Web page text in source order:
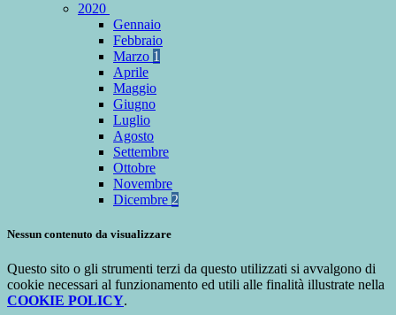
2020
Gennaio
Febbraio
Marzo 1
Aprile
Maggio
Giugno
Luglio
Agosto
Settembre
Ottobre
Novembre
Dicembre 2
Nessun contenuto da visualizzare
Questo sito o gli strumenti terzi da questo utilizzati si avvalgono di
cookie necessari al funzionamento ed utili alle finalità illustrate nella
COOKIE POLICY.